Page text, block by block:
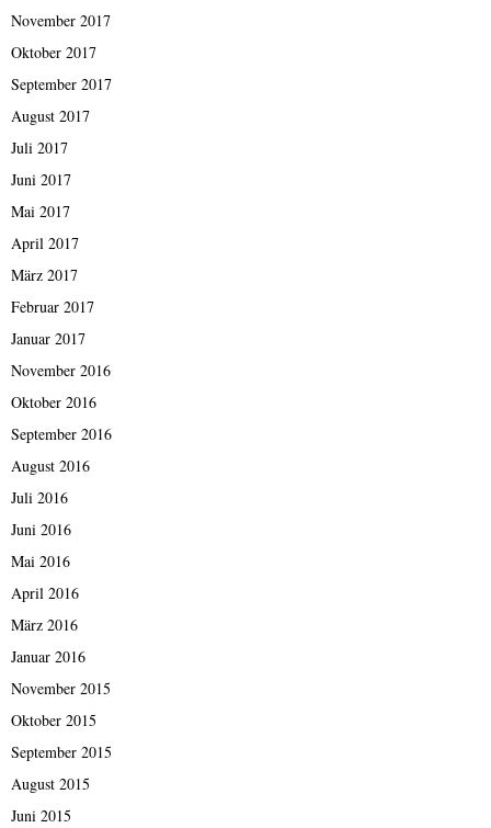
November 2017
Oktober 2017
September 2017
August 2017
Juli 2017
Juni 2017
Mai 2017
April 2017
März 2017
Februar 2017
Januar 2017
November 2016
Oktober 2016
September 2016
August 2016
Juli 2016
Juni 2016
Mai 2016
April 2016
März 2016
Januar 2016
November 2015
Oktober 2015
September 2015
August 2015
Juni 2015